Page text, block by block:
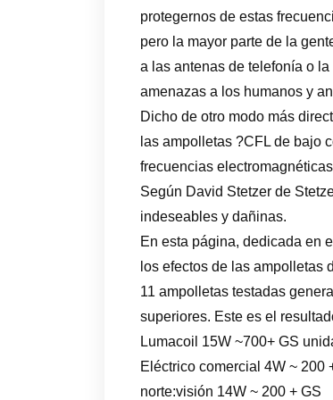
protegernos de estas
pero la mayor parte de la
a las antenas de telefonía o
amenazas a los humanos y
Dicho de otro modo más
las ampolletas ?CFL de bajo
frecuencias
Según David Stetzer de
indeseables y dañinas.
En esta página, dedicada en
los efectos de las ampolletas
11 ampolletas testadas
superiores. Este es el
Lumacoil 15W ~700+ GS
Eléctrico comercial 4W ~ 200
norte:visión 14W ~ 200 + GS